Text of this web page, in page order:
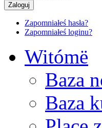
Zapomniałeś hasła?
Zapomniałeś loginu?
Witómë
Baza
Baza